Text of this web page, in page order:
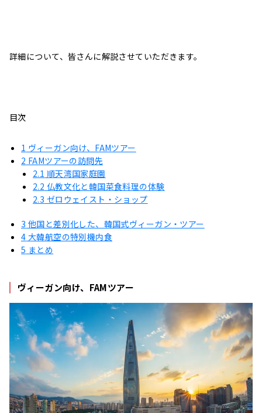
詳細について、皆さんに解説させていただきます。
目次
1 ヴィーガン向け、FAMツアー
2 FAMツアーの訪問先
2.1 順天湾国家庭園
2.2 仏教文化と韓国菜食料理の体験
2.3 ゼロウェイスト・ショップ
3 他国と差別化した、韓国式ヴィーガン・ツアー
4 大韓航空の特別機内食
5 まとめ
ヴィーガン向け、FAMツアー